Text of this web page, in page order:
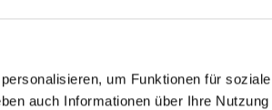
um Funktionen für
auch Informationen über Ihre